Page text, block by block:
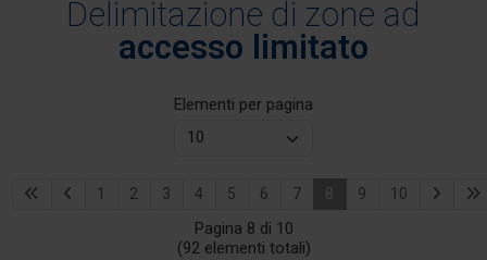
Delimitazione di zone ad
accesso limitato
Elementi per pagina
1 2 3 4 5 6 7 8 9 10
Pagina 8 di 10
(92 elementi totali)